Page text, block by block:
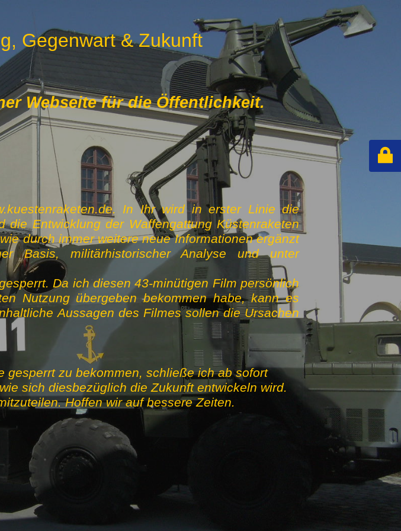
Gegenwart & Zukunft
Webseite für die Öffentlichkeit.
In Ihr wird in erster Linie die
die Entwicklung der Waffengattung Küstenraketen
durch immer weitere neue Informationen ergänzt
Basis, militärhistorischer Analyse und unter
Da ich diesen 43-minütigen Film persönlich
Nutzung übergeben bekommen habe, kann es
Aussagen des Filmes sollen die Ursachen
gesperrt zu bekommen, schließe ich ab sofort
sich diesbezüglich die Zukunft entwickeln wird.
Hoffen wir auf bessere Zeiten.